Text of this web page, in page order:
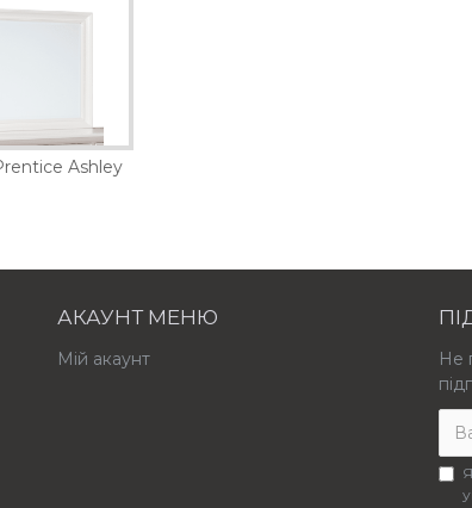
Ashley
АКАУНТ МЕНЮ
Мій акаунт
Не